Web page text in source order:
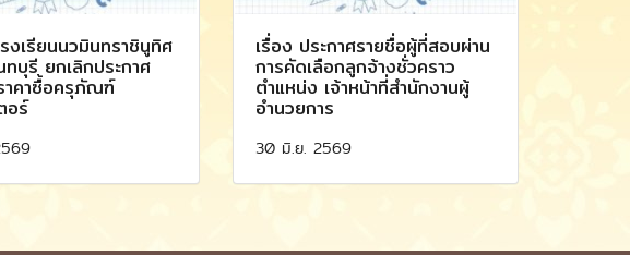
งเรียนนวมินทราชินูทิศ
บุรี ยกเลิกประกาศ
าคาซื้อครุภัณฑ์
อร์
เรื่อง ประกาศรายชื่อผู้ที่สอบผ่าน
การคัดเลือกลูกจ้างชั่วคราว
ตำแหน่ง เจ้าหน้าที่สำนักงานผู้
อำนวยการ
30 มิ.ย. 2569